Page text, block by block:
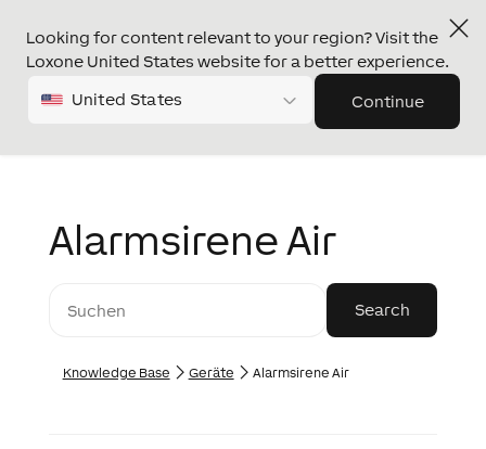
Looking for content relevant to your region? Visit the
Loxone United States website for a better experience.
United States Continue
Alarmsirene Air
Knowledge Base Geräte Alarmsirene Air